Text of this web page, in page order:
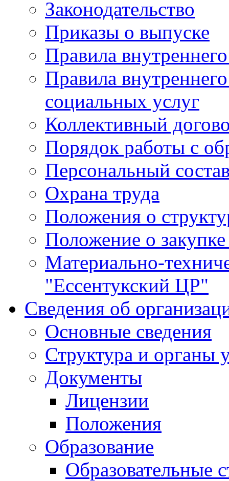
Законодательство
Приказы о выпуске
Правила
Правила
социальных услуг
Коллективный
Порядок работы с
Персональный
Охрана труда
Положения о
Положение о закупке
Материально-
"Ессентукский ЦР"
Сведения об
Основные сведения
Структура и органы
Документы
Лицензии
Положения
Образование
Образовательные